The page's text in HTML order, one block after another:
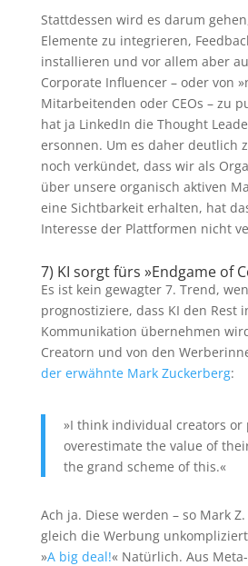
Stattdessen wird es darum
Elemente zu integrieren,
installieren und vor allem aber
Corporate Influencer – oder von
Mitarbeitenden oder CEOs – zu
hat ja LinkedIn die Thought
ersonnen. Um es daher deutlich
noch verkündet, dass wir als
über unsere organisch aktiven
eine Sichtbarkeit erhalten, hat
Interesse der Plattformen nicht
7) KI sorgt fürs »Endgame of
Es ist kein gewagter 7. Trend,
prognostiziere, dass KI den Rest
Kommunikation übernehmen
Creatorn und von den
der erwähnte Mark Zuckerberg:
»I think individual creators
overestimate the value of
the grand scheme of this.«
Ach ja. Diese werden – so Mark
gleich die Werbung
»A big deal!« Natürlich. Aus